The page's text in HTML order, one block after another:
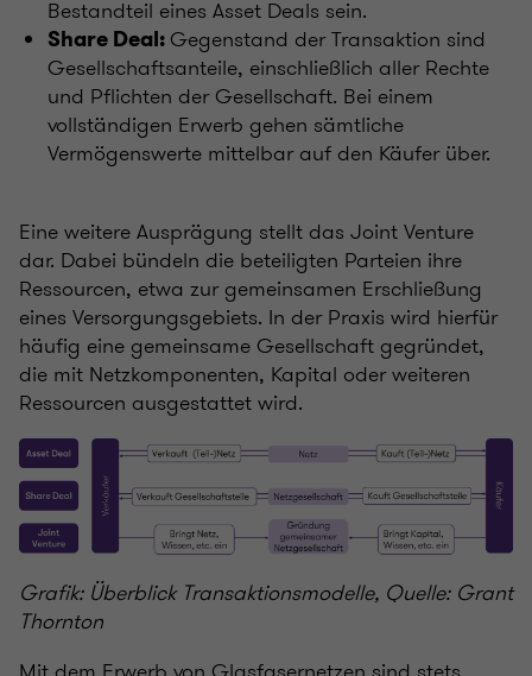
Bestandteil eines Asset Deals sein.
Share Deal: Gegenstand der Transaktion sind
Gesellschaftsanteile, einschließlich aller Rechte
und Pflichten der Gesellschaft. Bei einem
vollständigen Erwerb gehen sämtliche
Vermögenswerte mittelbar auf den Käufer über.
Eine weitere Ausprägung stellt das Joint Venture
dar. Dabei bündeln die beteiligten Parteien ihre
Ressourcen, etwa zur gemeinsamen Erschließung
eines Versorgungsgebiets. In der Praxis wird hierfür
häufig eine gemeinsame Gesellschaft gegründet,
die mit Netzkomponenten, Kapital oder weiteren
Ressourcen ausgestattet wird.
Grafik: Überblick Transaktionsmodelle, Quelle: Grant
Thornton